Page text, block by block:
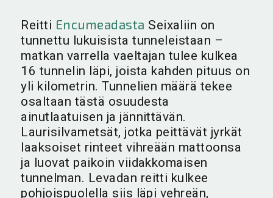
Reitti Encumeadasta Seixaliin on
tunnettu lukuisista tunneleistaan –
matkan varrella vaeltajan tulee kulkea
16 tunnelin läpi, joista kahden pituus on
yli kilometrin. Tunnelien määrä tekee
osaltaan tästä osuudesta
ainutlaatuisen ja jännittävän.
Laurisilvametsät, jotka peittävät jyrkät
laaksoiset rinteet vihreään mattoonsa
ja luovat paikoin viidakkomaisen
tunnelman. Levadan reitti kulkee
pohjoispuolella siis läpi vehreän,